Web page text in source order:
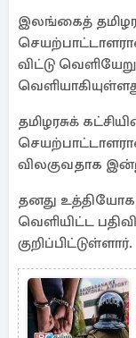
இலங்கைத்
விட்டு
தமிழரசுக்
விலகுவதாக
தனது
வெளியிட்ட
குறிப்பிட்டுள்ளார்.